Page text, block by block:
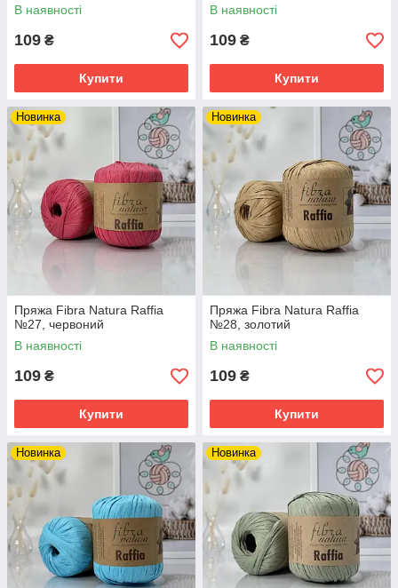
В наявності
109 ₴
Купити
В наявності
109 ₴
Купити
Новинка
Пряжа Fibra Natura Raffia
№27, червоний
В наявності
109 ₴
Купити
Новинка
Пряжа Fibra Natura Raffia
№28, золотий
В наявності
109 ₴
Купити
Новинка Новинка